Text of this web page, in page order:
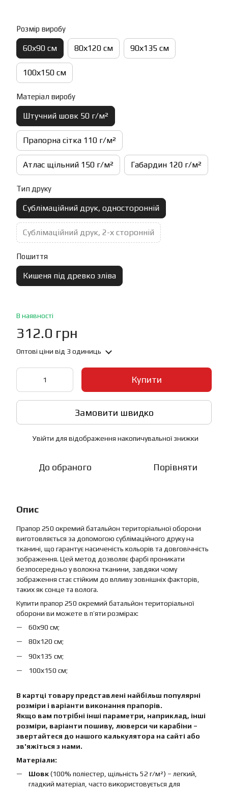
Розмір виробу
60х90 см 80х120 см 90х135 см
100х150 см
Матеріал виробу
Штучний шовк 50 г/м²
Прапорна сітка 110 г/м²
Атлас щільний 150 г/м² Габардин 120 г/м²
Тип друку
Сублімаційний друк, односторонній
Сублімаційний друк, 2-х сторонній
Пошиття
Кишеня під древко зліва
В наявності
312.0 грн
Оптові ціни від 3 одиниць
Купити
Замовити швидко
Увійти для відображення накопичувальної знижки
До обраного Порівняти
Опис
Прапор 250 окремий батальйон територіальної оборони
виготовляється за допомогою сублімаційного друку на
тканині, що гарантує насиченість кольорів та довговічність
зображення. Цей метод дозволяє фарбі проникати
безпосередньо у волокна тканини, завдяки чому
зображення стає стійким до впливу зовнішніх факторів,
таких як сонце та волога.
Купити прапор 250 окремий батальйон територіальної
оборони ви можете в п’яти розмірах:
60х90 см;
80х120 см;
90х135 см;
100х150 см;
В картці товару представлені найбільш популярні
розміри і варіанти виконання прапорів.
Якщо вам потрібні інші параметри, наприклад, інші
розміри, варіанти пошиву, люверси чи карабіни –
звертайтеся до нашого калькулятора на сайті або
зв'яжіться з нами.
Матеріали:
Шовк(100% поліестер, щільність 52 г/м²) – легкий,
гладкий матеріал, часто використовується для